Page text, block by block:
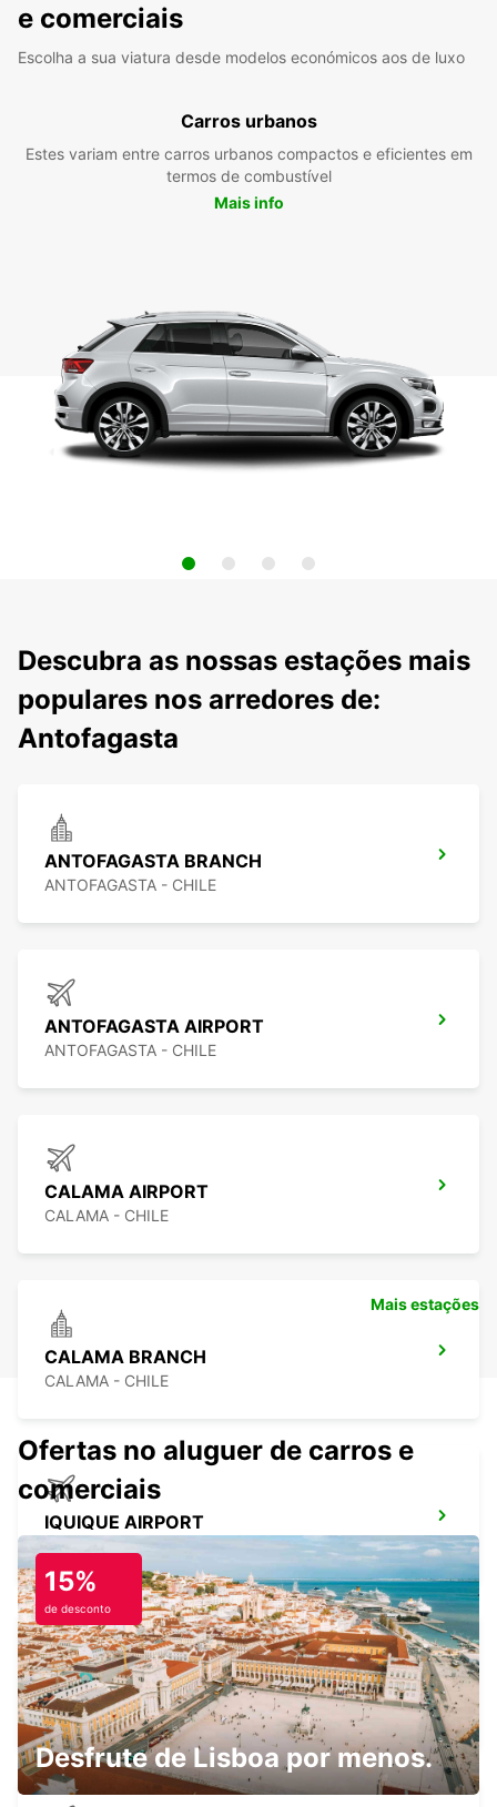
e comerciais
Escolha a sua viatura desde modelos económicos aos de luxo
Carros urbanos
Estes variam entre carros urbanos compactos e eficientes em
termos de combustível
Mais info
Descubra as nossas estações mais
populares nos arredores de:
Antofagasta
ANTOFAGASTA BRANCH
ANTOFAGASTA - CHILE
ANTOFAGASTA AIRPORT
ANTOFAGASTA - CHILE
CALAMA AIRPORT
CALAMA - CHILE
CALAMA BRANCH
CALAMA - CHILE
IQUIQUE AIRPORT
IQUIQUE - CHILE
IQUIQUE BRANCH
IQUIQUE - CHILE
Mais estações
Ofertas no aluguer de carros e
comerciais
15%
de desconto
Desfrute de Lisboa por menos.